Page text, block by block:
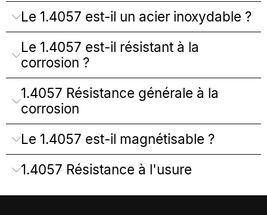
Le 1.4057 est-il un acier inoxydable ?
Le 1.4057 est-il résistant à la
corrosion ?
1.4057 Résistance générale à la
corrosion
Le 1.4057 est-il magnétisable ?
1.4057 Résistance à l'usure